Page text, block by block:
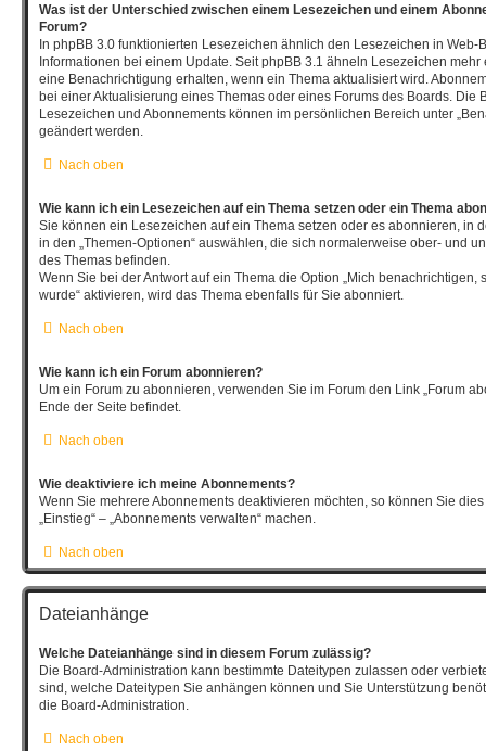
Was ist der Unterschied zwischen einem Lesezeichen und einem
Forum?
In phpBB 3.0 funktionierten Lesezeichen ähnlich den Lesezeichen in Web-
Informationen bei einem Update. Seit phpBB 3.1 ähneln Lesezeichen
eine Benachrichtigung erhalten, wenn ein Thema aktualisiert wird.
bei einer Aktualisierung eines Themas oder eines Forums des Boards. Die
Lesezeichen und Abonnements können im persönlichen Bereich unter
geändert werden.
Nach oben
Wie kann ich ein Lesezeichen auf ein Thema setzen oder ein Thema
Sie können ein Lesezeichen auf ein Thema setzen oder es abonnieren, in
in den „Themen-Optionen“ auswählen, die sich normalerweise ober- und
des Themas befinden.
Wenn Sie bei der Antwort auf ein Thema die Option „Mich benachrichtigen,
wurde“ aktivieren, wird das Thema ebenfalls für Sie abonniert.
Nach oben
Wie kann ich ein Forum abonnieren?
Um ein Forum zu abonnieren, verwenden Sie im Forum den Link „Forum
Ende der Seite befindet.
Nach oben
Wie deaktiviere ich meine Abonnements?
Wenn Sie mehrere Abonnements deaktivieren möchten, so können Sie
„Einstieg“ – „Abonnements verwalten“ machen.
Nach oben
Dateianhänge
Welche Dateianhänge sind in diesem Forum zulässig?
Die Board-Administration kann bestimmte Dateitypen zulassen oder
sind, welche Dateitypen Sie anhängen können und Sie Unterstützung
die Board-Administration.
Nach oben